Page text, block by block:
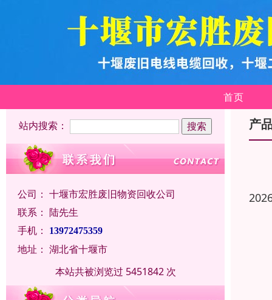
首页
站内搜索：
公司： 十堰市宏胜废旧物资回收公司
联系： 陆先生
手机：
13972475359
地址： 湖北省十堰市
本站共被浏览过 5451842 次
产